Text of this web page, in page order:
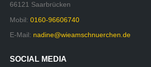
66121 Saarbrücken
Mobil: 0160-96606740
E-Mail: nadine@wieamschnuerchen.de
SOCIAL MEDIA